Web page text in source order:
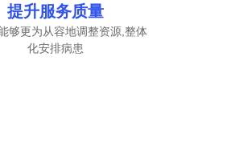
提升服务质量
够更为从容地调整资源,整体
化安排病患